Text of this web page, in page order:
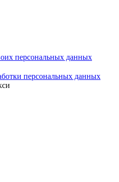
персональных данных
персональных данных